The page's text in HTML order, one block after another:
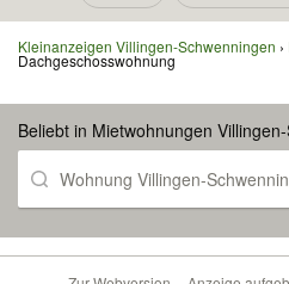
Kleinanzeigen Villingen-Schwenningen
Dachgeschosswohnung
Beliebt in Mietwohnungen
Wohnung Villingen-